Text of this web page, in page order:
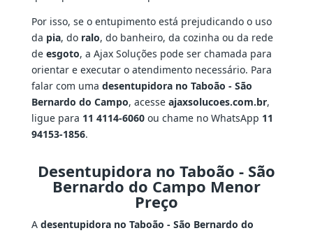
Por isso, se o entupimento está prejudicando o uso
da pia, do ralo, do banheiro, da cozinha ou da rede
de esgoto, a Ajax Soluções pode ser chamada para
orientar e executar o atendimento necessário. Para
falar com uma desentupidora no Taboão - São
Bernardo do Campo, acesse ajaxsolucoes.com.br,
ligue para 11 4114-6060ou chame no WhatsApp 11
94153-1856.
Desentupidora no Taboão - São
Bernardo do Campo Menor
Preço
A desentupidora no Taboão - São Bernardo do